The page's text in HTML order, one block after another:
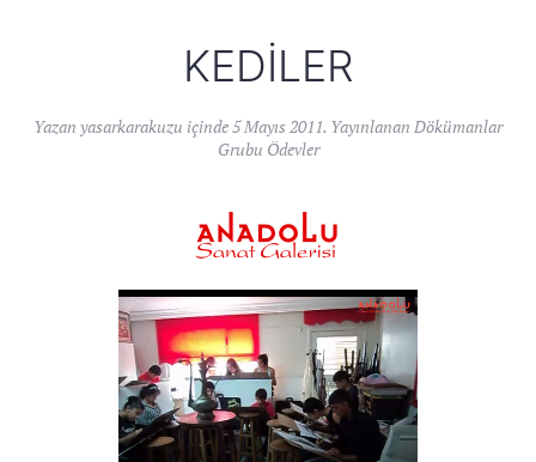
KEDILER
Yazan yasarkarakuzu içinde5 Mayıs 2011. Yayınlanan Dökümanlar
Grubu Ödevler